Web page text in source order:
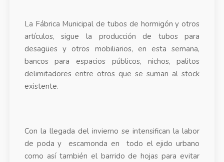
La Fábrica Municipal de tubos de hormigón y otros
artículos, sigue la producción de tubos para
desagües y otros mobiliarios, en esta semana,
bancos para espacios públicos, nichos, palitos
delimitadores entre otros que se suman al stock
existente.
Con la llegada del invierno se intensifican la labor
de poda y escamonda en todo el ejido urbano
como así también el barrido de hojas para evitar